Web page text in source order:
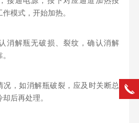
模式，开始加热。
解瓶无破损、裂纹，确认消解
，如消解瓶破裂，应及时关断总
后再处理。